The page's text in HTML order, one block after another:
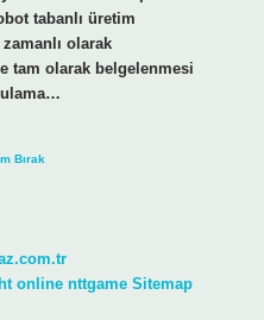
tabanlı üretim
olarak
tam olarak belgelenmesi
Bırak
online nttgame Sitemap